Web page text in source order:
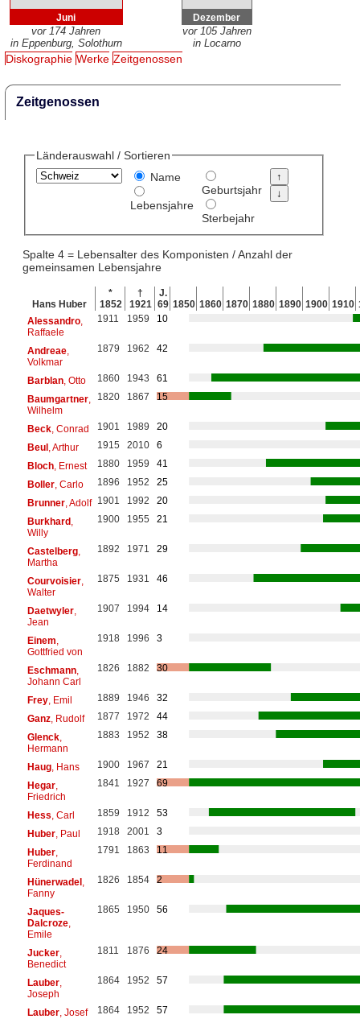
Juni
vor 174 Jahren
in Eppenburg, Solothurn
Dezember
vor 105 Jahren
in Locarno
Diskographie Werke Zeitgenossen
Zeitgenossen
Länderauswahl / Sortieren
Name
Lebensjahre
Geburtsjahr
Sterbejahr
Spalte 4 = Lebensalter des Komponisten / Anzahl der
gemeinsamen Lebensjahre
Hans Huber
*
1852
†
1921
J.
69 1850 1860 1870 1880 1890 1900 1910
Alessandro,
Raffaele
1911 1959 10
Andreae,
Volkmar
1879 1962 42
Barblan, Otto 1860 1943
61
Baumgartner,
Wilhelm
1820 1867 15
Beck, Conrad 1901 1989
20
Beul, Arthur 1915 2010
6
Bloch, Ernest 1880 1959
41
Boller, Carlo 1896 1952
25
Brunner, Adolf 1901 1992
20
Burkhard,
Willy
1900 1955 21
Castelberg,
Martha
1892 1971 29
Courvoisier,
Walter
1875 1931 46
Daetwyler,
Jean
1907 1994 14
Einem
Gottfried von
1918 1996 3
Eschmann,
Johann Carl
1826 1882 30
Frey, Emil 1889 1946
32
Ganz, Rudolf 1877 1972
44
Glenck,
Hermann
1883 1952 38
Haug, Hans 1900 1967
21
Hegar,
Friedrich
1841 1927 69
Hess , Carl 1859 1912
53
Huber, Paul 1918 2001
3
Huber,
Ferdinand
1791 1863 11
Hünerwadel,
Fanny
1826 1854 2
Jaques-
Dalcroze,
Emile
1865 1950 56
Jucker,
Benedict
1811 1876 24
Lauber,
Joseph
1864 1952 57
Lauber, Josef 1864 1952
57